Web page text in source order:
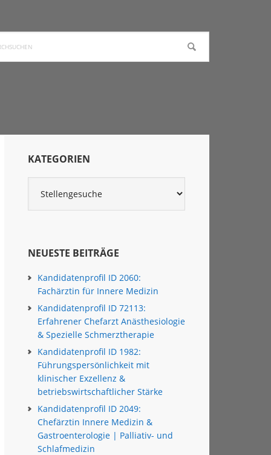
Seitenspalte
KATEGORIEN
NEUESTE BEITRÄGE
Kandidatenprofil ID 2060:
Fachärztin für Innere Medizin
Kandidatenprofil ID 72113:
Erfahrener Chefarzt Anästhesiologie
& Spezielle Schmerztherapie
Kandidatenprofil ID 1982:
Führungspersönlichkeit mit
klinischer Exzellenz &
betriebswirtschaftlicher Stärke
Kandidatenprofil ID 2049:
Chefärztin Innere Medizin &
Gastroenterologie | Palliativ- und
Schlafmedizin